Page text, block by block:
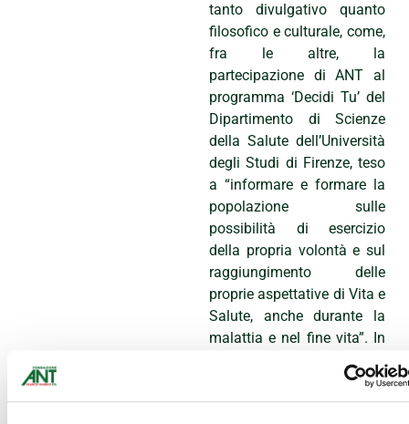
tanto divulgativo quanto
filosofico e culturale, come,
fra le altre, la
partecipazione di ANT al
programma ‘Decidi Tu’ del
Dipartimento di Scienze
della Salute dell’Università
degli Studi di Firenze, teso
a “informare e formare la
popolazione sulle
possibilità di esercizio
della propria volontà e sul
raggiungimento delle
proprie aspettative di Vita e
Salute, anche durante la
malattia e nel fine vita”. In
linea, peraltro, con gli
obiettivi 16.7 e 16.10
dell’Agenda Onu 2030 e